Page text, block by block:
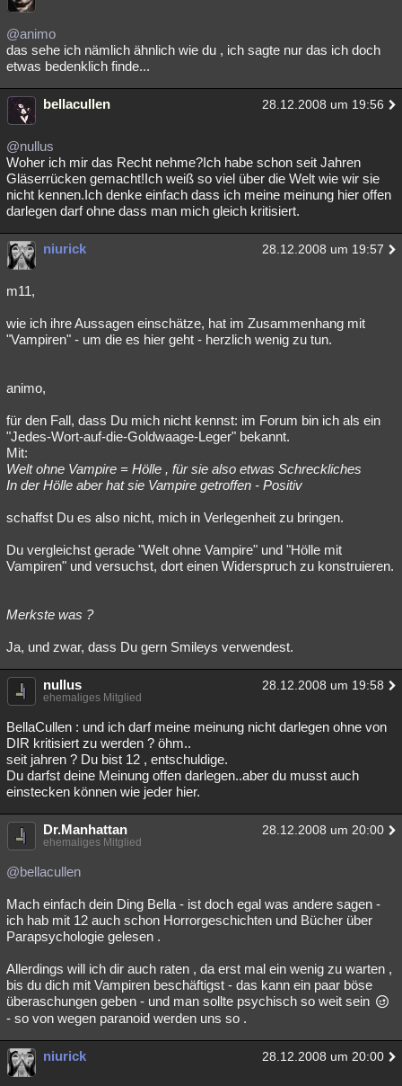
@animo
das sehe ich nämlich ähnlich wie du , ich sagte nur das ich doch
etwas bedenklich finde...
bellacullen 28.12.2008 um 19:56
@nullus
Woher ich mir das Recht nehme?Ich habe schon seit Jahren
Gläserrücken gemacht!Ich weiß so viel über die Welt wie wir sie
nicht kennen.Ich denke einfach dass ich meine meinung hier offen
darlegen darf ohne dass man mich gleich kritisiert.
niurick 28.12.2008 um 19:57
m11,
wie ich ihre Aussagen einschätze, hat im Zusammenhang mit
"Vampiren" - um die es hier geht - herzlich wenig zu tun.
animo,
für den Fall, dass Du mich nicht kennst: im Forum bin ich als ein
"Jedes-Wort-auf-die-Goldwaage-Leger" bekannt.
Mit:
Welt ohne Vampire = Hölle , für sie also etwas Schreckliches
In der Hölle aber hat sie Vampire getroffen - Positiv
schaffst Du es also nicht, mich in Verlegenheit zu bringen.
Du vergleichst gerade "Welt ohne Vampire" und "Hölle mit
Vampiren" und versuchst, dort einen Widerspruch zu konstruieren.
Merkste was ?
Ja, und zwar, dass Du gern Smileys verwendest.
nullus 28.12.2008 um 19:58
ehemaliges Mitglied
BellaCullen : und ich darf meine meinung nicht darlegen ohne von
DIR kritisiert zu werden ? öhm..
seit jahren ? Du bist 12 , entschuldige.
Du darfst deine Meinung offen darlegen..aber du musst auch
einstecken können wie jeder hier.
Dr.Manhattan 28.12.2008 um 20:00
ehemaliges Mitglied
@bellacullen
Mach einfach dein Ding Bella - ist doch egal was andere sagen -
ich hab mit 12 auch schon Horrorgeschichten und Bücher über
Parapsychologie gelesen .
Allerdings will ich dir auch raten , da erst mal ein wenig zu warten ,
bis du dich mit Vampiren beschäftigst - das kann ein paar böse
überaschungen geben - und man sollte psychisch so weit sein
- so von wegen paranoid werden uns so .
niurick 28.12.2008 um 20:00